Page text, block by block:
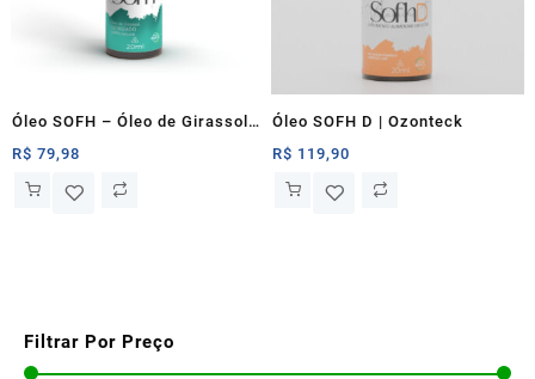
Óleo SOFH – Óleo de Girassol
Ozonizado | Ozonteck
R$ 79,98
Óleo SOFH D | Ozonteck
R$ 119,90
Filtrar Por Preço